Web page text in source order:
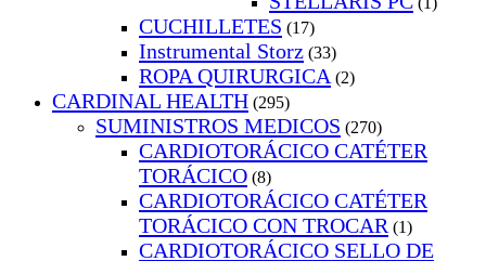
CUCHILLETES (17)
Instrumental Storz (33)
ROPA QUIRURGICA (2)
CARDINAL HEALTH (295)
SUMINISTROS MEDICOS (270)
CARDIOTORÁCICO CATÉTER
TORÁCICO (8)
CARDIOTORÁCICO CATÉTER
TORÁCICO CON TROCAR (1)
CARDIOTORÁCICO SELLO DE